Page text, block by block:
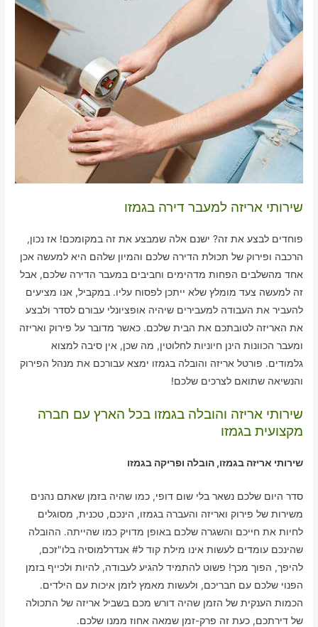
שירותי אריזה למעבר דירה בגמזו
פוחדים לבצע את זה? ישנם אלה שמבצע את זה במקומכם! אז נכון,
הרכבה ופירוק של תכולת הדירה שלכם והמיון שלהם היא למעשה אכן
אחד מהשלבים הפחות מדהימים וחביבים במעבר הדירה שלכם, אבל
זה למעשה צעד מומלץ שלא ייתכן לפסוח עליו. במקביל, אנו מציעים
להעביר את העבודה למעבירים שיהיה אופציונלי עבורם לסדר ולבצע
את האריזה לטובתכם את הבית שלכם. כאשר מדובר על פירוק ואריזה
ומעבר הכוונות הינן חיוניות לחלוטין, מה שכן, אין סיבה למצוא
גלמודים. פורטל אריזה והובלה בגמזו ימצא עבורכם את מנהל הפירוק
והנשיאה שתואם לצרכים שלכם!
שירותי אריזה והובלה בגמזו בכל הארץ עם חברה
מקצועית בגמזו
שירותי אריזה בגמזו, הובלה ופריקה בגמזו
סדר היום שלכם נשאר בלי שום דופי, כמו שהיה בזמן שאתם נהנים
משירות של פירוק ואריזה והעברה בגמזו, הינכם, טכנית, מסוגלים
לחיות את חייכם והשגרה שלכם באופן מדויק כמו שהייתה. ההובלה
שהינכם עומדים לעשות אינו מילת קוד ל# אנדרלמוסיה בלו"זכם,
להיפך, הפוך מכך! פשוט להתמיד להגיע לעבודה, להיות ולכייף בזמן
הפנוי שלכם עם חבריכם, ולעשות מאמץ לזמן איכות עם הילדים.
הכמות הענקית של הזמן שהיה דורש מכם בשביל אריזה של התכולה
של דירתכם, כעת זה פרק-זמן שמאה אחוז ממנו שלכם.